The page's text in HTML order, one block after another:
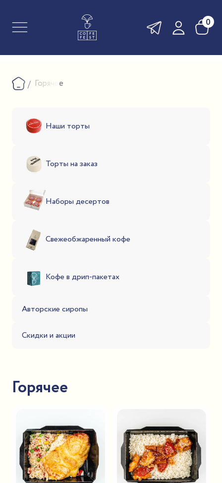
0
Горячее
Наши торты
Торты на заказ
Наборы десертов
Свежеобжаренный кофе
Кофе в дрип-пакетах
Авторские сиропы
Скидки и акции
Горячее